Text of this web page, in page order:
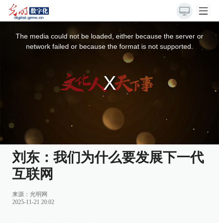
The media could not be loaded, either because the server or
network failed or because the format is not supported.
刘东：我们为什么要发展下一代
互联网
来源： 光明网
2025-11-21 20:02